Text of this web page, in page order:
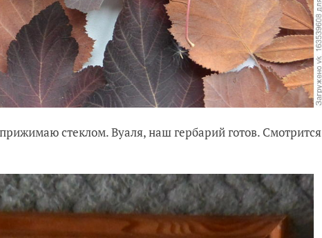
стеклом. Вуаля, наш гербарий готов. Смотрится